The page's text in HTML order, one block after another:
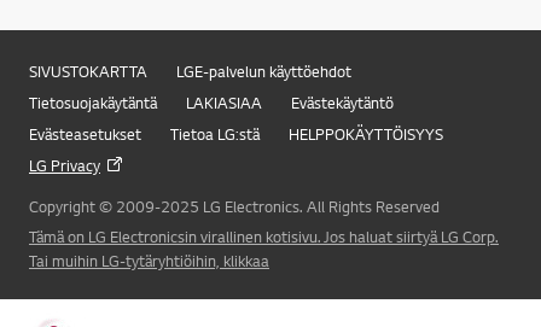
SIVUSTOKARTTA
LGE-palvelun käyttöehdot
Tietosuojakäytäntä
LAKIASIAA
Evästekäytäntö
Evästeasetukset
Tietoa LG:stä
HELPPOKÄYTTÖISYYS
LG Privacy
Copyright © 2009-2025 LG Electronics. All Rights Reserved
Tämä on LG Electronicsin virallinen kotisivu. Jos haluat siirtyä LG Corp.
Tai muihin LG-tytäryhtiöihin, klikkaa
Online Chat